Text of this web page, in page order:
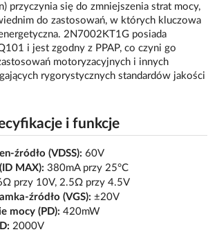
przyczynia się do zmniejszenia strat mocy,
do zastosowań, w których kluczowa
2N7002KT1G posiada
i jest zgodny z PPAP, co czyni go
motoryzacyjnych i innych
rygorystycznych standardów jakości
i funkcje
źródło (VDSS): 60V
MAX): 380mA przy 25°C
przy 10V, 2.5Ω przy 4.5V
źródło (VGS): ±20V
mocy (PD): 420mW
2000V